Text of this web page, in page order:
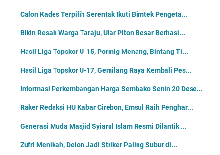
Calon Kades Terpilih Serentak Ikuti Bimtek Pengeta...
Bikin Resah Warga Taraju, Ular Piton Besar Berhasi...
Hasil Liga Topskor U-15, Pormig Menang, Bintang Ti...
Hasil Liga Topskor U-17, Gemilang Raya Kembali Pes...
Informasi Perkembangan Harga Sembako Senin 20 Dese...
Raker Redaksi HU Kabar Cirebon, Emsul Raih Penghar...
Generasi Muda Masjid Syiarul Islam Resmi Dilantik ...
Zufri Menikah, Delon Jadi Striker Paling Subur di...